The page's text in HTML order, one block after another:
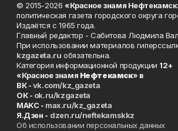
© 2015-2026 «Красное знамя
политическая газета городского округа
Издаётся с 1965 года.
Главный редактор - Сабитова Людмила
При использовании материалов
kzgazeta.ru обязательна.
Категория информационной продукции 12+
«Красное знамя Нефтекамск» в
ВК -vk.com/kz_gazeta
ОК - ok.ru/kzgazeta
MAKC - max.ru/kz_gazeta
Я.Дзен - dzen.ru/neftekamskkz
Об использовании персональных данных